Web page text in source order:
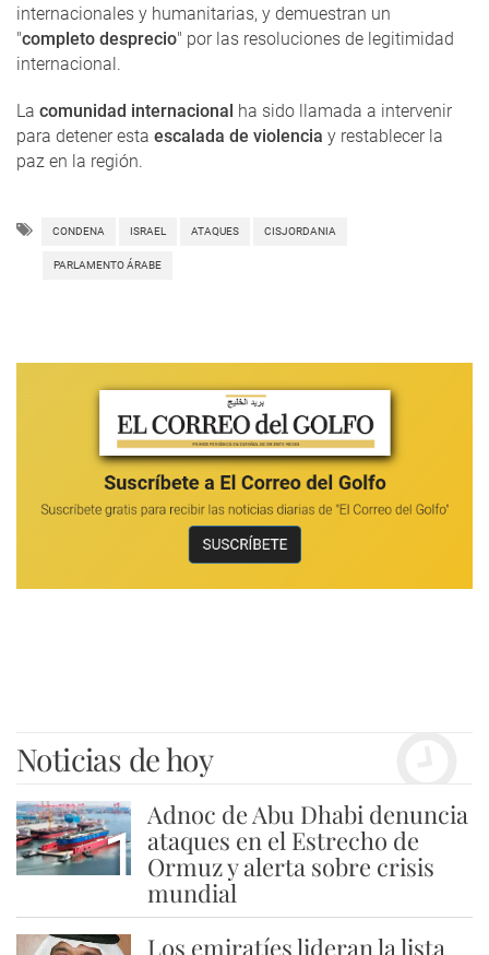
internacionales y humanitarias, y demuestran un
"completo desprecio" por las resoluciones de legitimidad
internacional.
La comunidad internacional ha sido llamada a intervenir
para detener esta escalada de violencia y restablecer la
paz en la región.
CONDENA ISRAEL ATAQUES CISJORDANIA
PARLAMENTO ÁRABE
Noticias de hoy
1
Adnoc de Abu Dhabi denuncia
ataques en el Estrecho de
Ormuz y alerta sobre crisis
mundial
Los emiratíes lideran la lista